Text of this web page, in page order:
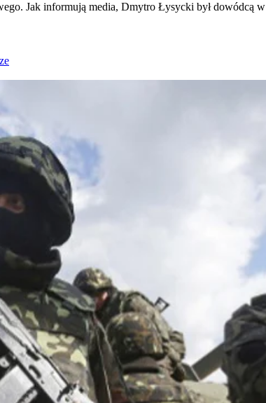
Jak informują media, Dmytro Łysycki był dowódcą